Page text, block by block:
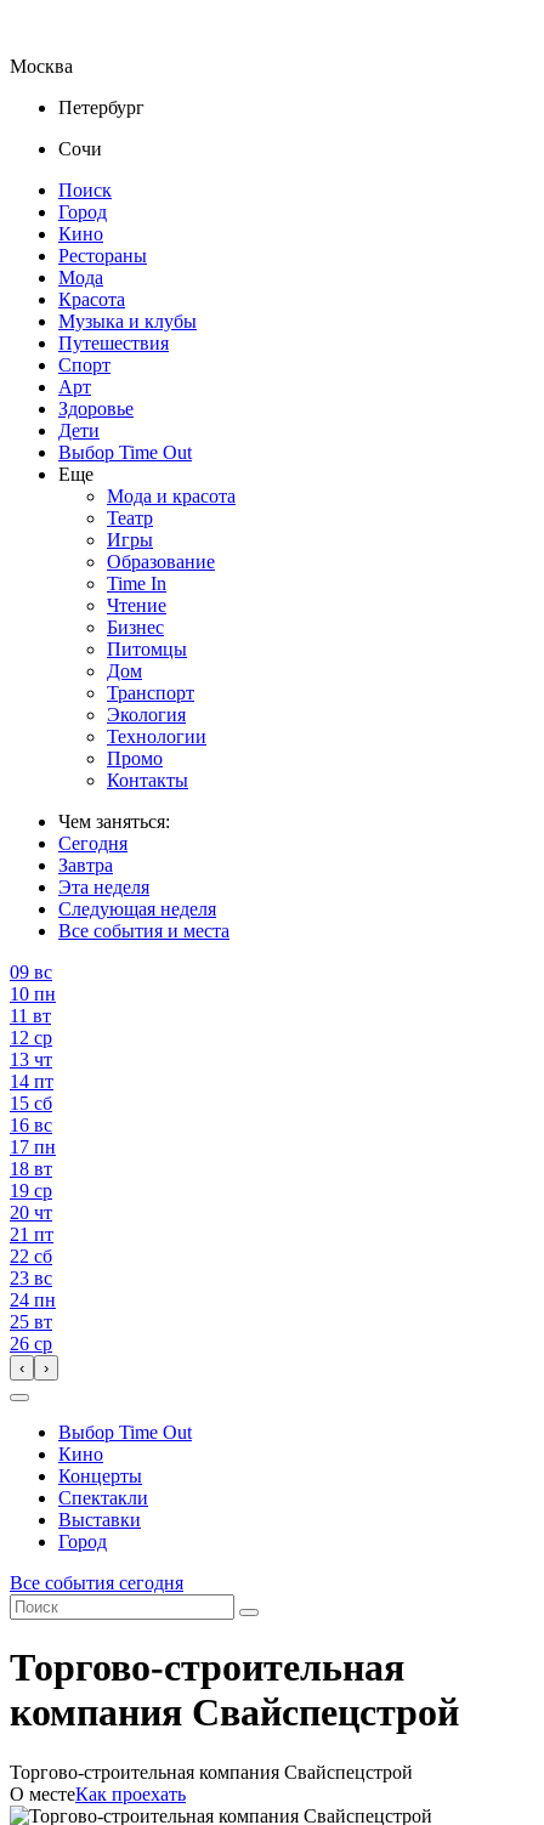
Москва
Петербург
Сочи
Поиск
Город
Кино
Рестораны
Мода
Красота
Музыка и клубы
Путешествия
Спорт
Арт
Здоровье
Дети
Выбор Time Out
Еще
Мода и красота
Театр
Игры
Образование
Time In
Чтение
Бизнес
Питомцы
Дом
Транспорт
Экология
Технологии
Промо
Контакты
Чем заняться:
Сегодня
Завтра
Эта неделя
Следующая неделя
Все события и места
09 вс
10 пн
11 вт
12 ср
13 чт
14 пт
15 сб
16 вс
17 пн
18 вт
19 ср
20 чт
21 пт
22 сб
23 вс
24 пн
25 вт
26 ср
‹ ›
Выбор Time Out
Кино
Концерты
Спектакли
Выставки
Город
Все события сегодня
Торгово-строительная
компания Свайспецстрой
Торгово-строительная компания Свайспецстрой
О местеКак проехать